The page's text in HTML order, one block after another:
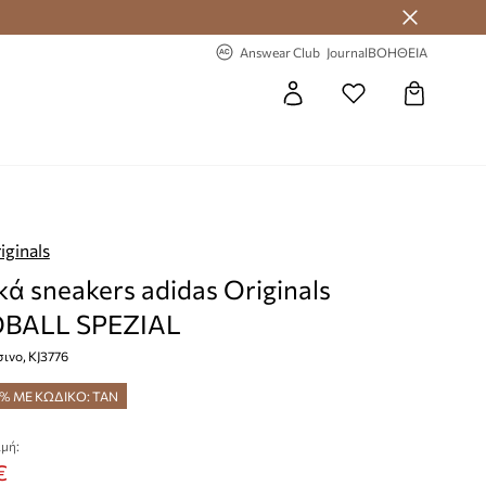
Club
Answear Club JournalΒΟΗΘΕΙΑ
sneakers adidas Originals
SPEZIAL
KJ3776
ΜΕ ΚΩΔΙΚΟ: TAN